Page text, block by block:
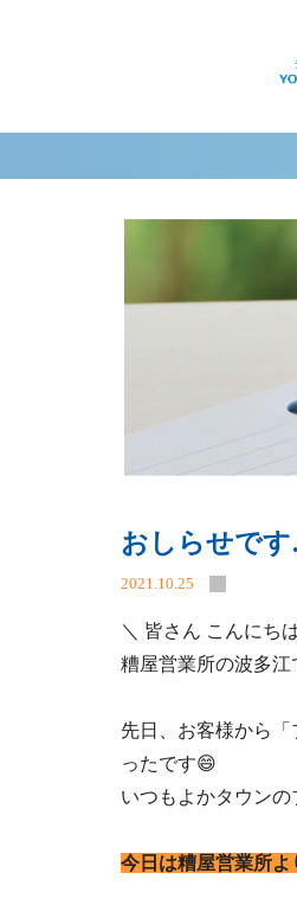
よ
タ
おしらせで
2021.10.25
＼ 皆さん こ
糟屋営業所の
先日、お客様から
ったです😄
いつもよかタウ
今日は糟屋営業所よ